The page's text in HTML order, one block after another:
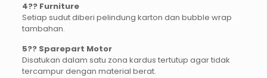
4?? Furniture
Setiap sudut diberi pelindung karton dan bubble wrap
tambahan.
5?? Sparepart Motor
Disatukan dalam satu zona kardus tertutup agar tidak
tercampur dengan material berat.